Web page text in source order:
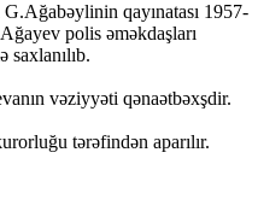
qayınatası 1957-
polis əməkdaşları
vəziyyəti qənaətbəxşdir.
tərəfindən aparılır.